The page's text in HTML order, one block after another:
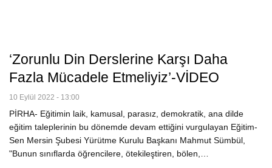
‘Zorunlu Din Derslerine Karşı Daha
Fazla Mücadele Etmeliyiz’-VİDEO
10 Eylül 2022 - 13:00
PİRHA- Eğitimin laik, kamusal, parasız, demokratik, ana dilde
eğitim taleplerinin bu dönemde devam ettiğini vurgulayan Eğitim-
Sen Mersin Şubesi Yürütme Kurulu Başkanı Mahmut Sümbül,
"Bunun sınıflarda öğrencilere, ötekileştiren, bölen,…